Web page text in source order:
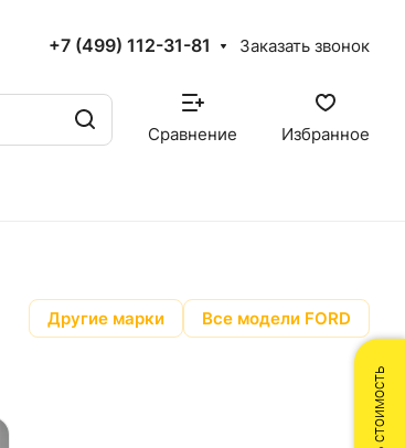
+7 (499) 112-31-81 Заказать звонок
Сравнение Избранное
Другие марки Все модели FORD